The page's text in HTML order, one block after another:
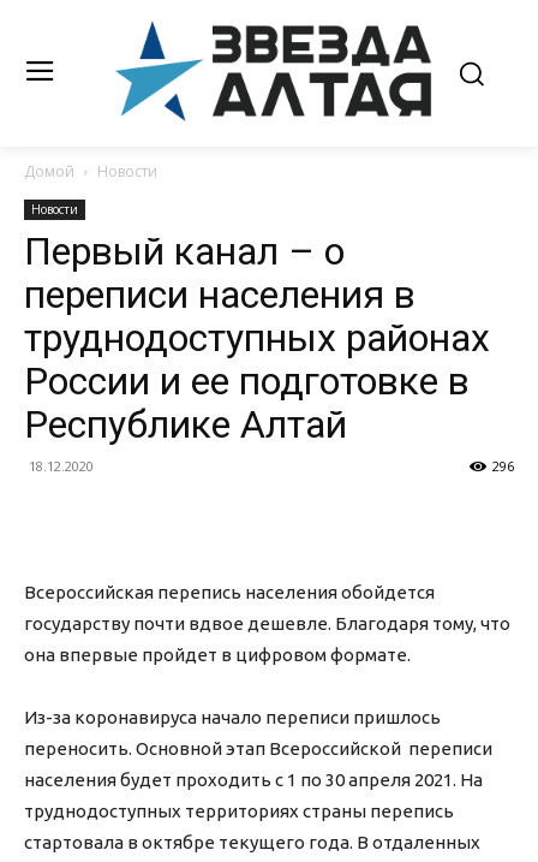
Домой Новости
Новости
Первый канал – о
переписи населения в
труднодоступных районах
России и ее подготовке в
Республике Алтай
18.12.2020 296
Всероссийская перепись населения обойдется
государству почти вдвое дешевле. Благодаря тому, что
она впервые пройдет в цифровом формате.
Из-за коронавируса начало переписи пришлось
переносить. Основной этап Всероссийской переписи
населения будет проходить с 1 по 30 апреля 2021. На
труднодоступных территориях страны перепись
стартовала в октябре текущего года. В отдаленных